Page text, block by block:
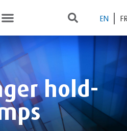
EN
hold-